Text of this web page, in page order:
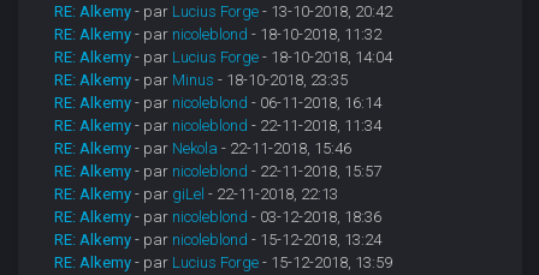
RE: Alkemy - par Lucius Forge - 13-10-2018, 20:42
RE: Alkemy - par nicoleblond - 18-10-2018, 11:32
RE: Alkemy - par Lucius Forge - 18-10-2018, 14:04
RE: Alkemy - par Minus - 18-10-2018, 23:35
RE: Alkemy - par nicoleblond - 06-11-2018, 16:14
RE: Alkemy - par nicoleblond - 22-11-2018, 11:34
RE: Alkemy - par Nekola - 22-11-2018, 15:46
RE: Alkemy - par nicoleblond - 22-11-2018, 15:57
RE: Alkemy - par giLel - 22-11-2018, 22:13
RE: Alkemy - par nicoleblond - 03-12-2018, 18:36
RE: Alkemy - par nicoleblond - 15-12-2018, 13:24
RE: Alkemy - par Lucius Forge - 15-12-2018, 13:59